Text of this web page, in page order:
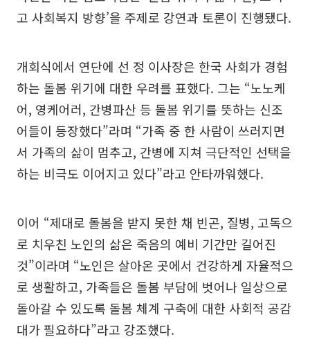
고 사회복지 방향’을 주제로 강연과 토론이 진행됐다.
개회식에서 연단에 선 정 이사장은 한국 사회가 경험
하는 돌봄 위기에 대한 우려를 표했다. 그는 “노노케
어, 영케어러, 간병파산 등 돌봄 위기를 뜻하는 신조
어들이 등장했다”라며 “가족 중 한 사람이 쓰러지면
서 가족의 삶이 멈추고, 간병에 지쳐 극단적인 선택을
하는 비극도 이어지고 있다”라고 안타까워했다.
이어 “제대로 돌봄을 받지 못한 채 빈곤, 질병, 고독으
로 치우친 노인의 삶은 죽음의 예비 기간만 길어진
것”이라며 “노인은 살아온 곳에서 건강하게 자율적으
로 생활하고, 가족들은 돌봄 부담에 벗어나 일상으로
돌아갈 수 있도록 돌봄 체계 구축에 대한 사회적 공감
대가 필요하다”라고 강조했다.